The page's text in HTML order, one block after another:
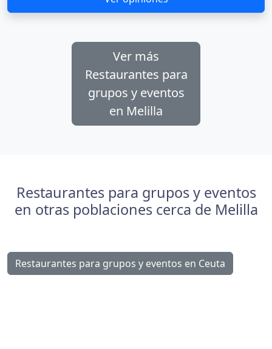
Ver más
Restaurantes para
grupos y eventos
en Melilla
Restaurantes para grupos y eventos
en otras poblaciones cerca de Melilla
Restaurantes para grupos y eventos en Ceuta